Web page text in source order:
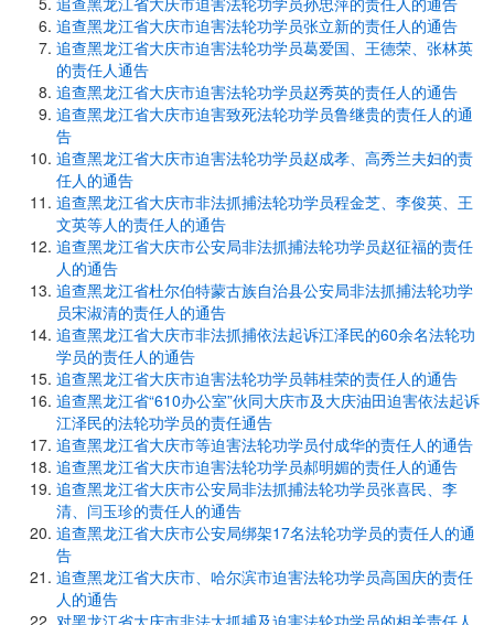
追查黑龙江省大庆市迫害法轮功学员张立新的责任人的通告
追查黑龙江省大庆市迫害法轮功学员葛爱国、王德荣、张林英
的责任人通告
追查黑龙江省大庆市迫害法轮功学员赵秀英的责任人的通告
追查黑龙江省大庆市迫害致死法轮功学员鲁继贵的责任人的通
告
追查黑龙江省大庆市迫害法轮功学员赵成孝、高秀兰夫妇的责
任人的通告
追查黑龙江省大庆市非法抓捕法轮功学员程金芝、李俊英、王
文英等人的责任人的通告
追查黑龙江省大庆市公安局非法抓捕法轮功学员赵征福的责任
人的通告
追查黑龙江省杜尔伯特蒙古族自治县公安局非法抓捕法轮功学
员宋淑清的责任人的通告
追查黑龙江省大庆市非法抓捕依法起诉江泽民的60余名法轮功
学员的责任人的通告
追查黑龙江省大庆市迫害法轮功学员韩桂荣的责任人的通告
追查黑龙江省“610办公室”伙同大庆市及大庆油田迫害依法起诉
江泽民的法轮功学员的责任通告
追查黑龙江省大庆市等迫害法轮功学员付成华的责任人的通告
追查黑龙江省大庆市迫害法轮功学员郝明媚的责任人的通告
追查黑龙江省大庆市公安局非法抓捕法轮功学员张喜民、李
清、闫玉珍的责任人的通告
追查黑龙江省大庆市公安局绑架17名法轮功学员的责任人的通
告
追查黑龙江省大庆市、哈尔滨市迫害法轮功学员高国庆的责任
人的通告
对黑龙江省大庆市非法大抓捕及迫害法轮功学员的相关责任人